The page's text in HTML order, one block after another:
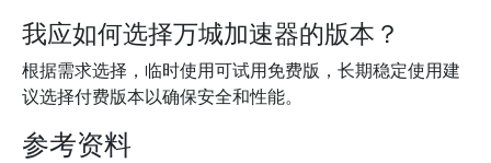
我应如何选择万城加速器的版本？
根据需求选择，临时使用可试用免费版，长期稳定使用建
议选择付费版本以确保安全和性能。
参考资料